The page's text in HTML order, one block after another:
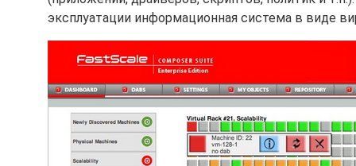
эксплуатации информационная система в виде